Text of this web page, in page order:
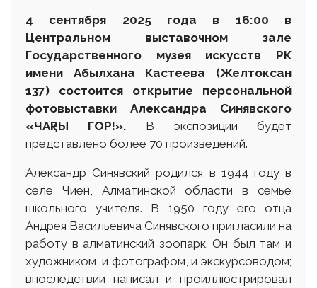
4 сентября 2025 года в 16:00 в
Центральном выставочном зале
Государственного музея искусств РК
имени Абылхана Кастеева (Желтоксан
137) состоится открытие персональной
фотовыставки Александра Синявского
«ЧАқРЫ ГОР!». В экспозиции будет
представлено более 70 произведений.
Александр Синявский родился в 1944 году в
селе Чиен, Алматинской области в семье
школьного учителя. В 1950 году его отца
Андрея Васильевича Синявского пригласили на
работу в алматинский зоопарк. Он был там и
художником, и фотографом, и экскурсоводом;
впоследствии написал и проиллюстрировал